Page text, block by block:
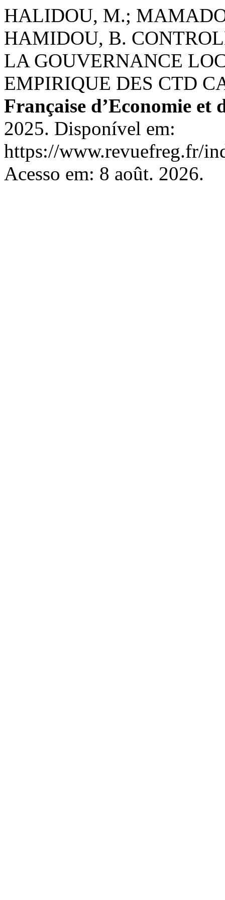
HALIDOU, M.;
HAMIDOU, B.
LA GOUVERNANCE
EMPIRIQUE DES CTD
Française d’Economie et
2025. Disponível em:
https://www.revuefreg.fr/
Acesso em: 8 août. 2026.